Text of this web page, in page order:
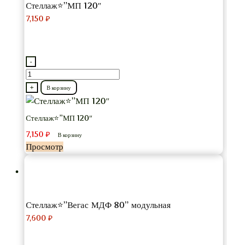
Стеллаж⭐”МП 120″
7,150 ₽
-
Количество
товара
Стеллаж⭐”МП
+ В корзину
Стеллаж⭐”МП 120″
7,150 ₽ В корзину
Просмотр
Стеллаж⭐”Вегас МДФ 80” модульная
7,600 ₽